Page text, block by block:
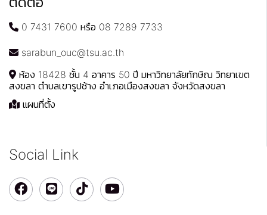
0 7431 7600 หรือ 08 7289 7733
sarabun_ouc@tsu.ac.th
ห้อง 18428 ชั้น 4 อาคาร 50 ปี มหาวิทยาลัยทักษิณ วิทยาเขต
สงขลา ตำบลเขารูปช้าง อำเภอเมืองสงขลา จังหวัดสงขลา
แผนที่ตั้ง
Social Link